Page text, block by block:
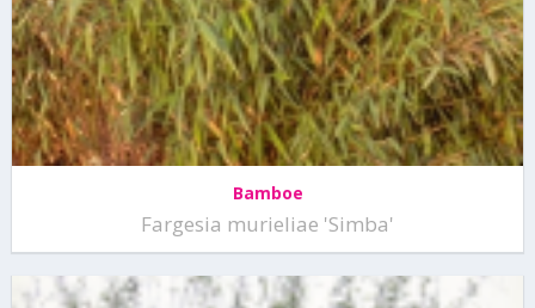
Bamboe
Fargesia murieliae 'Simba'